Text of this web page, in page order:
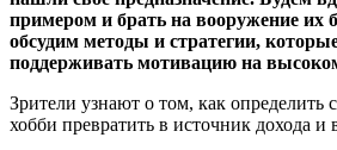
примером и брать на вооружение их
обсудим методы и стратегии,
поддерживать мотивацию на
Зрители узнают о том, как определить
хобби превратить в источник дохода и